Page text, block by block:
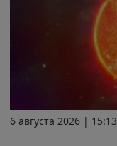
6 августа 2026 | 15:13